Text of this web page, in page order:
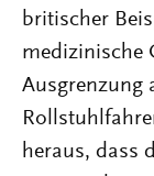
britischer
medizinische
Ausgrenzung
heraus, dass